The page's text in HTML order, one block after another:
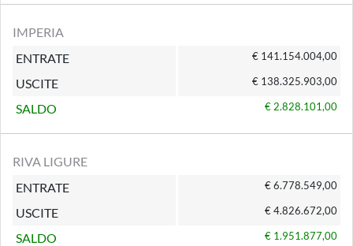
IMPERIA
ENTRATE
€ 141.154.004,00
USCITE € 138.325.903,00
SALDO € 2.828.101,00
RIVA LIGURE
ENTRATE
€ 6.778.549,00
USCITE € 4.826.672,00
SALDO € 1.951.877,00